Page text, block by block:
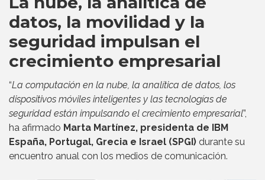
datos, la movilidad y la
seguridad impulsan el
crecimiento empresarial
“La computación en la nube, la analítica de datos, los
dispositivos móviles inteligentes y las tecnologías de
seguridad están impulsando el crecimiento empresarial”,
ha afirmado Marta Martínez, presidenta de IBM
España, Portugal, Grecia e Israel (SPGI) durante su
encuentro anual con los medios de comunicación.